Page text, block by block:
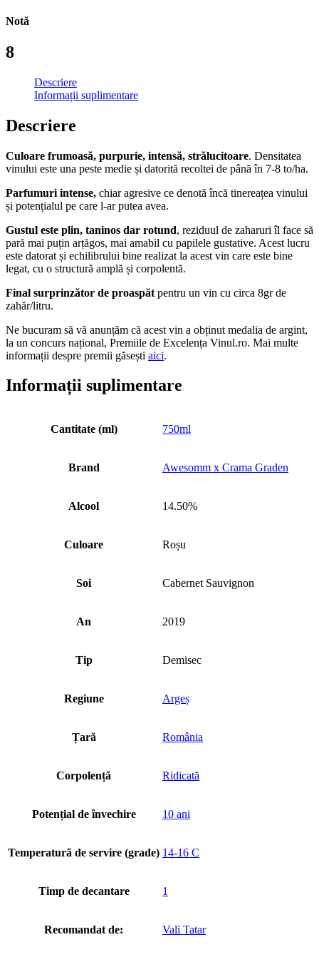
Notă
8
Descriere
Informații suplimentare
Descriere
Culoare frumoasă, purpurie, intensă, strălucitoare. Densitatea
vinului este una peste medie și datorită recoltei de până în 7-8 to/ha.
Parfumuri intense, chiar agresive ce denotă încă tinereațea vinului
și potențialul pe care l-ar putea avea.
Gustul este plin, taninos dar rotund, reziduul de zaharuri îl face să
pară mai puțin arțăgos, mai amabil cu papilele gustative. Acest lucru
este datorat și echilibrului bine realizat la acest vin care este bine
legat, cu o structură amplă și corpolentă.
Final surprinzător de proaspăt pentru un vin cu circa 8gr de
zahăr/litru.
Ne bucuram să vă anunțăm că acest vin a obținut medalia de argint,
la un concurs național, Premiile de Excelența Vinul.ro. Mai multe
informații despre premii găsești aici.
Informații suplimentare
Cantitate (ml) 750ml
Brand Awesomm x Crama Graden
Alcool 14.50%
Culoare Roșu
Soi Cabernet Sauvignon
An 2019
Tip Demisec
Regiune Argeș
Țară România
Corpolență Ridicată
Potențial de învechire 10 ani
Temperatură de servire (grade) 14-16 C
Timp de decantare 1
Recomandat de: Vali Tatar